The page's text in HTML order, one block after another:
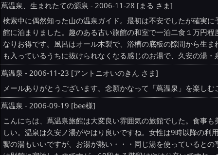
蔦温泉、生まれたての源泉 - 2006-11-28 [まる さま]
検索中に偶然知った山の温泉ガイド。最初は不安でしたが確実
館に泊まりました。趣のある古い旅館の和室で一泊二食１万円
なりお得です。風呂はオール木製で、浴槽の底板の隙間から生
も入っているうちに抜けられなくなる感じのお湯で、久安の湯
蔦温泉 - 2006-11-23 [アントニオいのきん さま]
メールありがとうございます。念願かなって「蔦温泉」を楽し
蔦温泉 - 2006-09-19 [bee様]
こんにちは、蔦温泉旅館は大変良い雰囲気の旅館でした。食事
しい。温泉は久安ノ湯がやはり良いですね。女性は9時以降の
饗の湯もいいですが、お湯が熱い・・・同じ湯を使っていると